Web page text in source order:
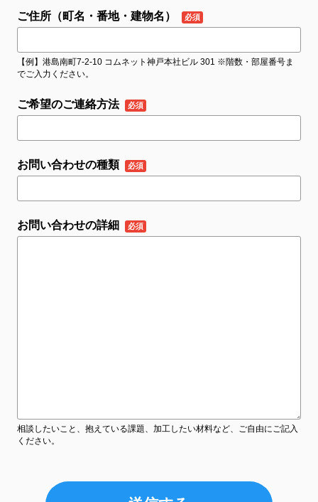
ご住所（町名・番地・建物名）
【例】港島南町7-2-10 コムネット神戸本社ビル 301 ※階数・部屋番号ま
でご入力ください。
ご希望のご連絡方法
お問い合わせの種類
お問い合わせの詳細
相談したいこと、抱えている課題、加工したい材料など、ご自由にご記入
ください。